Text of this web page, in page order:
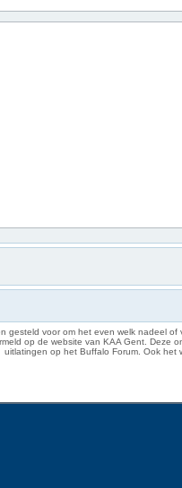
gesteld voor om het even welk nadeel
op de website van KAA Gent. Deze
uitlatingen op het Buffalo Forum. Ook het